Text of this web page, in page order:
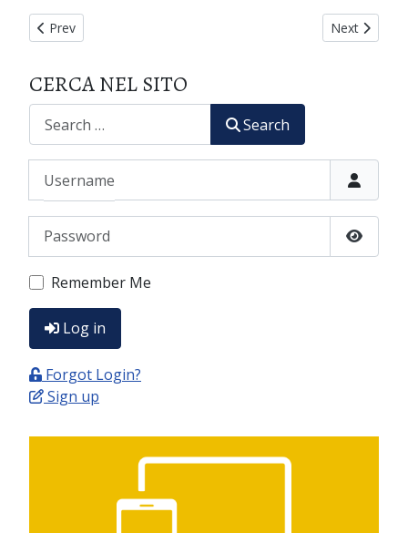
Previous article: PHOTOGALLERY
Prev Next article:
Next
CERCA NEL SITO
Search
Password
Show
Remember Me
Log in
Forgot Login?
Sign up